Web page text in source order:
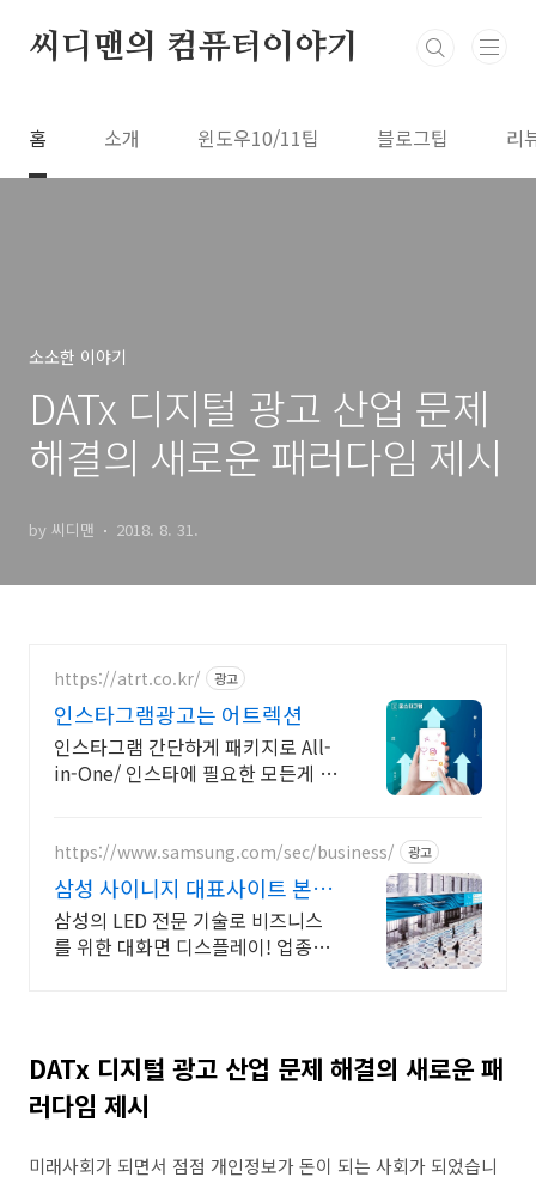
씨디맨의 컴퓨터이야기
홈 소개 윈도우10/11팁 블로그팁 리
소소한 이야기
DATx 디지털 광고 산업 문제
해결의 새로운 패러다임 제시
by 씨디맨 2018. 8. 31.
https://atrt.co.kr/ 광고
인스타그램광고는 어트렉션
인스타그램 간단하게 패키지로 All-
in-One/ 인스타에 필요한 모든게 가
https://www.samsung.com/sec/business/ 광고
삼성 사이니지 대표사이트 본사
공식 운영 견적문의
삼성의 LED 전문 기술로 비즈니스
를 위한 대화면 디스플레이! 업종별
DATx 디지털 광고 산업 문제 해결의 새로운 패
러다임 제시
미래사회가 되면서 점점 개인정보가 돈이 되는 사회가 되었습니